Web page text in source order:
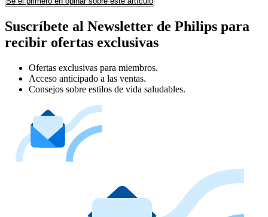
Suscríbete al Newsletter de Philips para
recibir ofertas exclusivas
Ofertas exclusivas para miembros.
Acceso anticipado a las ventas.
Consejos sobre estilos de vida saludables.